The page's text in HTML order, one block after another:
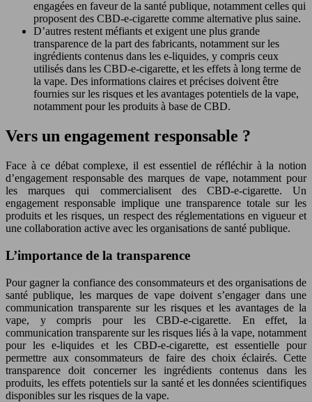
engagées en faveur de la santé publique, notamment celles qui
proposent des CBD-e-cigarette comme alternative plus saine.
D’autres restent méfiants et exigent une plus grande
transparence de la part des fabricants, notamment sur les
ingrédients contenus dans les e-liquides, y compris ceux
utilisés dans les CBD-e-cigarette, et les effets à long terme de
la vape. Des informations claires et précises doivent être
fournies sur les risques et les avantages potentiels de la vape,
notamment pour les produits à base de CBD.
Vers un engagement responsable ?
Face à ce débat complexe, il est essentiel de réfléchir à la notion
d’engagement responsable des marques de vape, notamment pour
les marques qui commercialisent des CBD-e-cigarette. Un
engagement responsable implique une transparence totale sur les
produits et les risques, un respect des réglementations en vigueur et
une collaboration active avec les organisations de santé publique.
L’importance de la transparence
Pour gagner la confiance des consommateurs et des organisations de
santé publique, les marques de vape doivent s’engager dans une
communication transparente sur les risques et les avantages de la
vape, y compris pour les CBD-e-cigarette. En effet, la
communication transparente sur les risques liés à la vape, notamment
pour les e-liquides et les CBD-e-cigarette, est essentielle pour
permettre aux consommateurs de faire des choix éclairés. Cette
transparence doit concerner les ingrédients contenus dans les
produits, les effets potentiels sur la santé et les données scientifiques
disponibles sur les risques de la vape.